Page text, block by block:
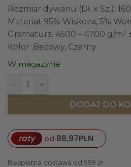
Rozmiar dywanu (Dł. x Sz.):
Materiał: 95% Wiskoza, 5%
Gramatura: 4500 – 4700 g/m²
Kolor: Beżowy, Czarny
W magazynie
ilość DYWAN prostokątny
DODAJ DO
raty od 86,97PLN
Bezpłatna dostawa od 999 zł